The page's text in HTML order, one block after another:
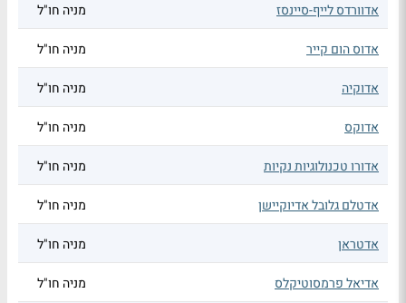
אדוורדס לייף-סיינסז מניה חו"ל
אדוס הום קייר מניה חו"ל
אדוקיה מניה חו"ל
אדוקס מניה חו"ל
אדורו טכנולוגיות נקיות מניה חו"ל
אדטלם גלובל אדיוקיישן מניה חו"ל
אדטראן מניה חו"ל
אדיאל פרמסוטיקלס מניה חו"ל